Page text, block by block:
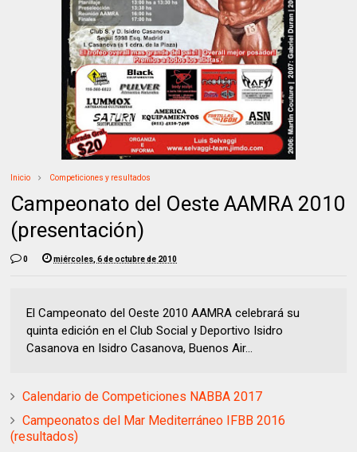
Inicio Competiciones y resultados
Campeonato del Oeste AAMRA 2010
(presentación)
0 miércoles, 6 de octubre de 2010
El Campeonato del Oeste 2010 AAMRA celebrará su
quinta edición en el Club Social y Deportivo Isidro
Casanova en Isidro Casanova, Buenos Air...
Calendario de Competiciones NABBA 2017
Campeonatos del Mar Mediterráneo IFBB 2016
(resultados)